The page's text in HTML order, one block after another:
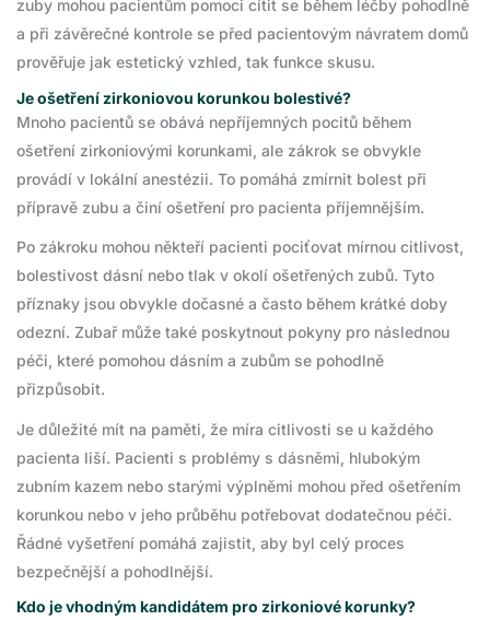
zuby mohou pacientům pomoci cítit se během léčby pohodlně
a při závěrečné kontrole se před pacientovým návratem domů
prověřuje jak estetický vzhled, tak funkce skusu.
Je ošetření zirkoniovou korunkou bolestivé?
Mnoho pacientů se obává nepříjemných pocitů během
ošetření zirkoniovými korunkami, ale zákrok se obvykle
provádí v lokální anestézii. To pomáhá zmírnit bolest při
přípravě zubu a činí ošetření pro pacienta příjemnějším.
Po zákroku mohou někteří pacienti pociťovat mírnou citlivost,
bolestivost dásní nebo tlak v okolí ošetřených zubů. Tyto
příznaky jsou obvykle dočasné a často během krátké doby
odezní. Zubař může také poskytnout pokyny pro následnou
péči, které pomohou dásním a zubům se pohodlně
přizpůsobit.
Je důležité mít na paměti, že míra citlivosti se u každého
pacienta liší. Pacienti s problémy s dásněmi, hlubokým
zubním kazem nebo starými výplněmi mohou před ošetřením
korunkou nebo v jeho průběhu potřebovat dodatečnou péči.
Řádné vyšetření pomáhá zajistit, aby byl celý proces
bezpečnější a pohodlnější.
Kdo je vhodným kandidátem pro zirkoniové korunky?